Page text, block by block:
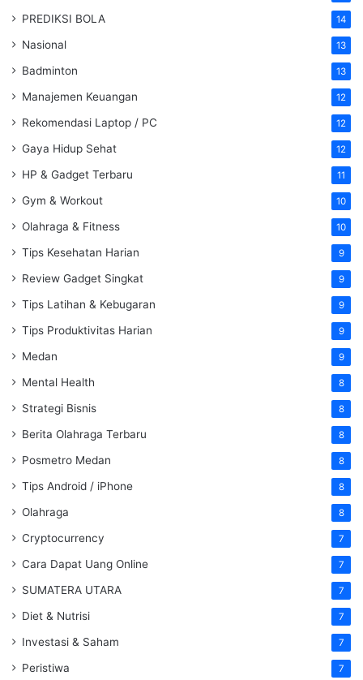
PREDIKSI BOLA 14
Nasional 13
Badminton 13
Manajemen Keuangan 12
Rekomendasi Laptop / PC 12
Gaya Hidup Sehat 12
HP & Gadget Terbaru 11
Gym & Workout 10
Olahraga & Fitness 10
Tips Kesehatan Harian 9
Review Gadget Singkat 9
Tips Latihan & Kebugaran 9
Tips Produktivitas Harian 9
Medan 9
Mental Health 8
Strategi Bisnis 8
Berita Olahraga Terbaru 8
Posmetro Medan 8
Tips Android / iPhone 8
Olahraga 8
Cryptocurrency 7
Cara Dapat Uang Online 7
SUMATERA UTARA 7
Diet & Nutrisi 7
Investasi & Saham 7
Peristiwa 7